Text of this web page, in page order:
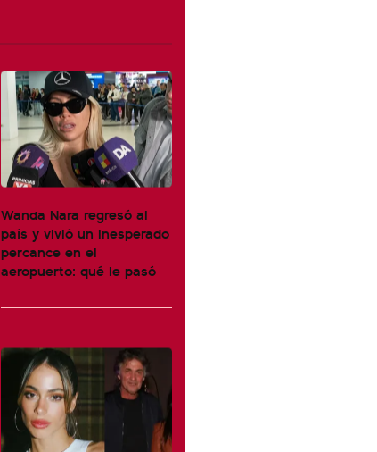
Wanda Nara regresó al
país y vivió un inesperado
percance en el
aeropuerto: qué le pasó